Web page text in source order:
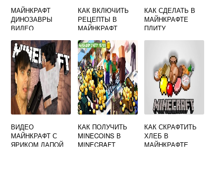
МАЙНКРАФТ
ДИНОЗАВРЫ
ВИДЕО
КАК ВКЛЮЧИТЬ
РЕЦЕПТЫ В
МАЙНКРАФТ
КАК СДЕЛАТЬ В
МАЙНКРАФТЕ
ПЛИТУ
ВИДЕО
МАЙНКРАФТ С
ЯРИКОМ ЛАПОЙ
КАК ПОЛУЧИТЬ
MINECOINS В
MINECRAFT
КАК СКРАФТИТЬ
ХЛЕБ В
МАЙНКРАФТЕ